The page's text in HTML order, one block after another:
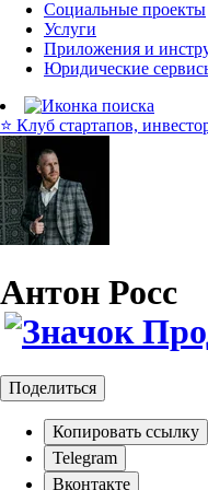
Социальные проекты
Услуги
Приложения и
Юридические
⭐️ Клуб стартапов,
Антон Росс
Поделиться
Копировать ссылку
Telegram
Вконтакте